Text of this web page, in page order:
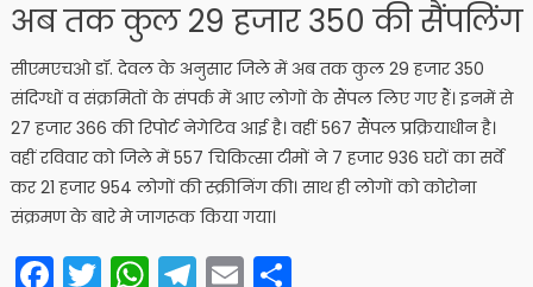
अब तक कुल 29 हजार 350 की सैंपलिंग
सीएमएचओ डॉ. देवल के अनुसार जिले में अब तक कुल 29 हजार 350
संदिग्धों व संक्रमितों के संपर्क में आए लोगों के सैंपल लिए गए हैं। इनमें से
27 हजार 366 की रिपोर्ट नेगेटिव आई है। वहीं 567 सैंपल प्रक्रियाधीन है।
वहीं रविवार को जिले में 557 चिकित्सा टीमों ने 7 हजार 936 घरों का सर्वे
कर 21 हजार 954 लोगों की स्क्रीनिंग की। साथ ही लोगों को कोरोना
संक्रमण के बारे मे जागरूक किया गया।
Facebook
Twitter
WhatsApp
Telegram
EmailShare